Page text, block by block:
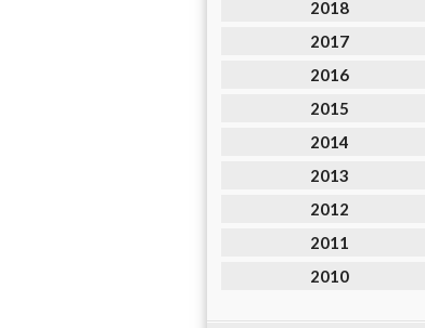
2018
2017
2016
2015
2014
2013
2012
2011
2010